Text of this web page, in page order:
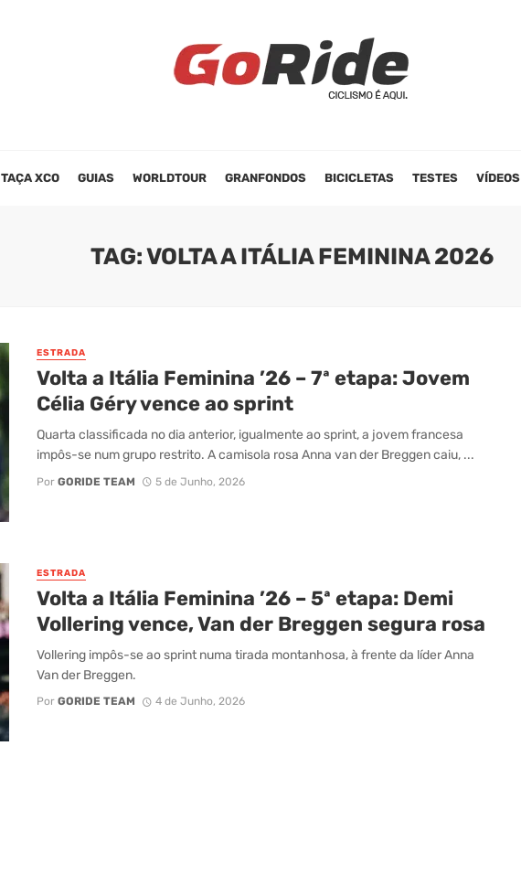
TAÇA XCO GUIAS WORLDTOUR GRANFONDOS BICICLETAS TESTES VÍDEOS
TAG: VOLTA A ITÁLIA FEMININA 2026
ESTRADA
Volta a Itália Feminina ’26 – 7ª etapa: Jovem
Célia Géry vence ao sprint
Quarta classificada no dia anterior, igualmente ao sprint, a jovem francesa
impôs-se num grupo restrito. A camisola rosa Anna van der Breggen caiu, ...
Por GORIDE TEAM 5 de Junho, 2026
ESTRADA
Volta a Itália Feminina ’26 – 5ª etapa: Demi
Vollering vence, Van der Breggen segura rosa
Vollering impôs-se ao sprint numa tirada montanhosa, à frente da líder Anna
Van der Breggen.
Por GORIDE TEAM 4 de Junho, 2026